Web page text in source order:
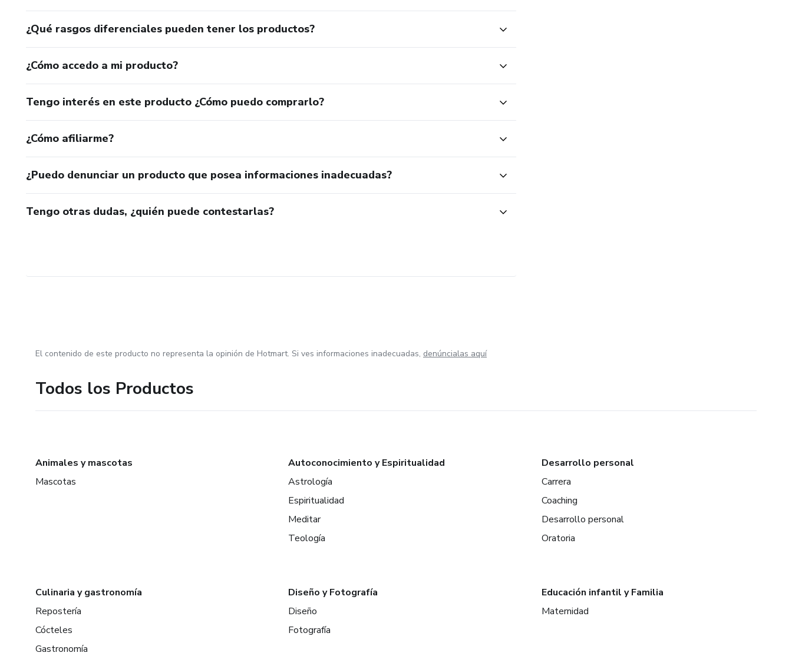
¿Qué rasgos diferenciales pueden tener los productos?
¿Cómo accedo a mi producto?
Tengo interés en este producto ¿Cómo puedo comprarlo?
¿Cómo afiliarme?
¿Puedo denunciar un producto que posea informaciones inadecuadas?
Tengo otras dudas, ¿quién puede contestarlas?
El contenido de este producto no representa la opinión de Hotmart. Si ves informaciones inadecuadas, denúncialas aquí
Todos los Productos
Animales y mascotas
Mascotas
Autoconocimiento y Espiritualidad
Astrología
Espiritualidad
Meditar
Teología
Desarrollo personal
Carrera
Coaching
Desarrollo personal
Oratoria
Culinaria y gastronomía
Repostería
Cócteles
Gastronomía
Diseño y Fotografía
Diseño
Fotografía
Educación infantil y Familia
Maternidad